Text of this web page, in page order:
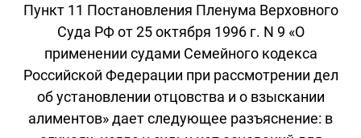
Пункт 11 Постановления Пленума Верховного
Суда РФ от 25 октября 1996 г. N 9 «О
применении судами Семейного кодекса
Российской Федерации при рассмотрении дел
об установлении отцовства и о взыскании
алиментов» дает следующее разъяснение: в